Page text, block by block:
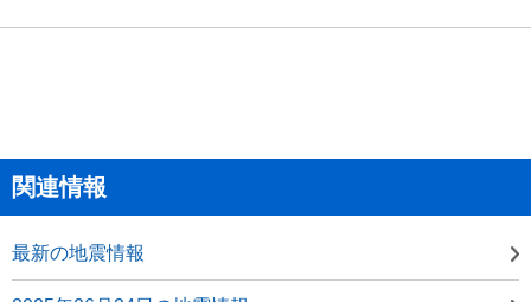
関連情報
最新の地震情報